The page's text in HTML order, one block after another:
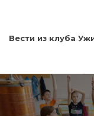
Вести из клуба